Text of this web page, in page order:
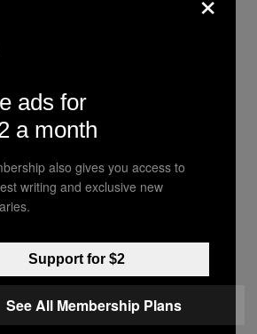
2’,
Gospel Music, and
Is (Almost) Never
Caleb Catlin
ads for
a month
also gives you access to
writing and exclusive new
Support for $2
See All Membership Plans